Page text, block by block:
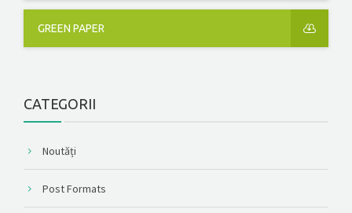
GREEN PAPER
CATEGORII
Noutăți
Post Formats